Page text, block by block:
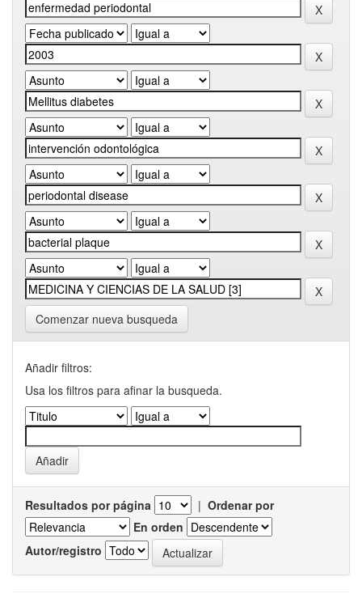
Comenzar nueva busqueda
Añadir filtros:
Usa los filtros para afinar la busqueda.
Resultados por página | Ordenar por
En orden
Autor/registro